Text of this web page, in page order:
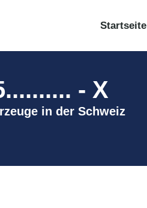
Startseite
- X
in der Schweiz